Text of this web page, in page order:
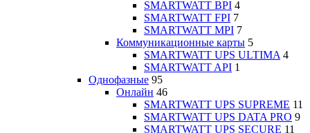
SMARTWATT BPI 4
SMARTWATT FPI 7
SMARTWATT MPI 7
Коммуникационные карты 5
SMARTWATT UPS ULTIMA 4
SMARTWATT API 1
Однофазные 95
Онлайн 46
SMARTWATT UPS SUPREME 11
SMARTWATT UPS DATA PRO 9
SMARTWATT UPS SECURE 11